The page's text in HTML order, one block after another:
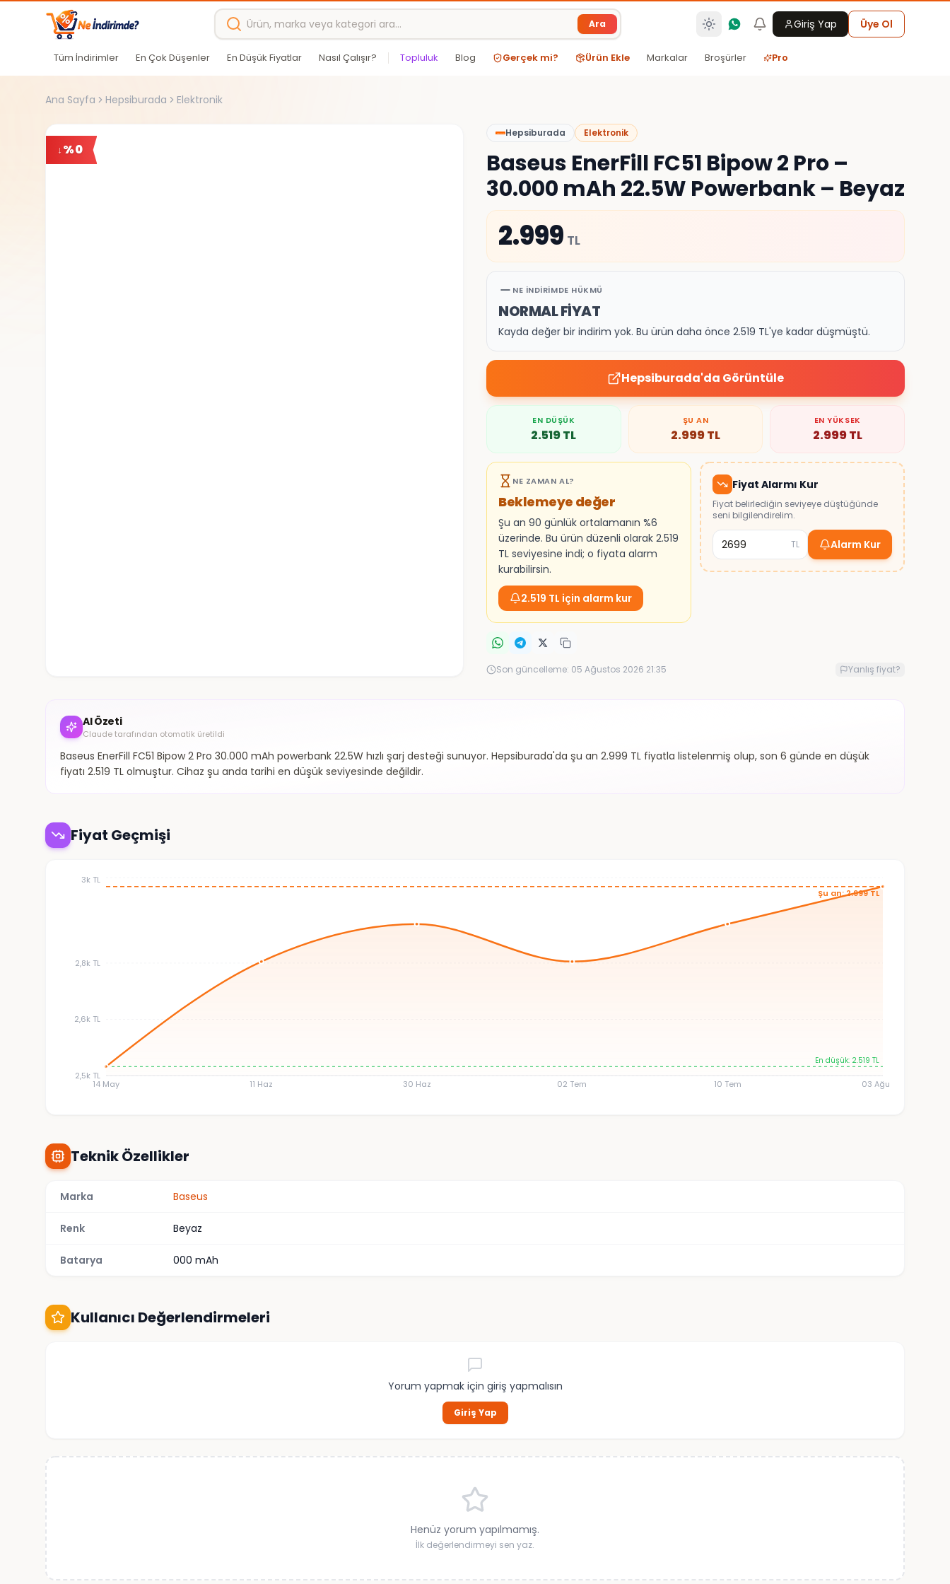
Ana içeriğe atla
Ara Giriş Yap Üye Ol
Tüm İndirimler En Çok Düşenler En Düşük Fiyatlar Nasıl Çalışır? Topluluk Blog Gerçek mi? Ürün Ekle Markalar Broşürler Pro
Ana Sayfa Hepsiburada Elektronik
%0
Hepsiburada Elektronik
Baseus EnerFill FC51 Bipow 2 Pro –
30.000 mAh 22.5W Powerbank – Beyaz
2.999 TL
NE İNDIRIMDE HÜKMÜ
NORMAL FİYAT
Kayda değer bir indirim yok. Bu ürün daha önce 2.519 TL'ye kadar düşmüştü.
Hepsiburada'da Görüntüle
EN DÜŞÜK
2.519TL
ŞU AN
2.999TL
EN YÜKSEK
2.999TL
NE ZAMAN AL?
Beklemeye değer
Şu an 90 günlük ortalamanın %6
üzerinde. Bu ürün düzenli olarak 2.519
TL seviyesine indi; o fiyata alarm
kurabilirsin.
2.519 TL için alarm kur
Fiyat Alarmı Kur
Fiyat belirlediğin seviyeye düştüğünde
seni bilgilendirelim.
TL Alarm Kur
Son güncelleme: 05 Ağustos 2026 21:35 Yanlış fiyat?
AI Özeti
Claude tarafından otomatik üretildi
Baseus EnerFill FC51 Bipow 2 Pro 30.000 mAh powerbank 22.5W hızlı şarj desteği sunuyor. Hepsiburada'da şu an 2.999 TL fiyatla listelenmiş olup, son 6 günde en düşük
fiyatı 2.519 TL olmuştur. Cihaz şu anda tarihi en düşük seviyesinde değildir.
Fiyat Geçmişi
14 May 11 Haz 30 Haz 02 Tem 10 Tem 03 Ağu
2,5k TL
2,6k TL
2,8k TL
3k TL
Şu an: 2.999 TL
En düşük: 2.519 TL
Teknik Özellikler
Marka Baseus
Renk Beyaz
Batarya 000 mAh
Kullanıcı Değerlendirmeleri
Yorum yapmak için giriş yapmalısın
Giriş Yap
Henüz yorum yapılmamış.
İlk değerlendirmeyi sen yaz.